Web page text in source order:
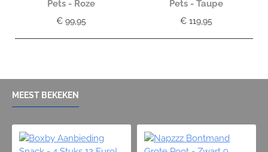
Pets - Roze
€ 99,95
Pets - Taupe
€ 119,95
MEEST BEKEKEN